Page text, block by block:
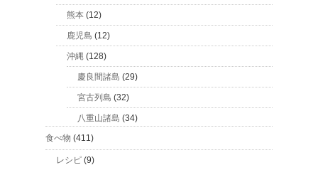
熊本 (12)
鹿児島 (12)
沖縄 (128)
慶良間諸島 (29)
宮古列島 (32)
八重山諸島 (34)
食べ物 (411)
レシピ (9)